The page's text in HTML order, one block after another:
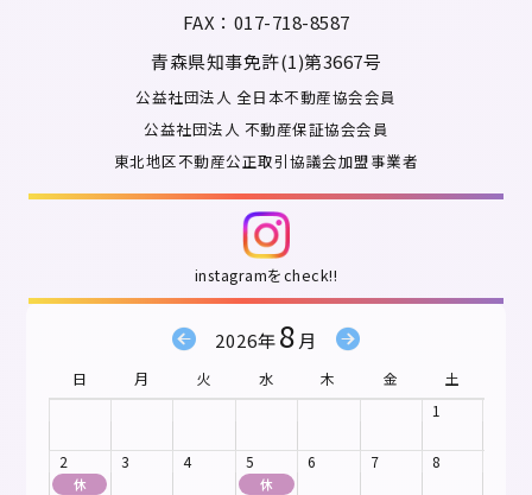
FAX：017-718-8587
青森県知事免許(1)第3667号
公益社団法人 全日本不動産協会会員
公益社団法人 不動産保証協会会員
東北地区不動産公正取引協議会加盟事業者
instagramをcheck!!
2026年8 月
日 月 火 水 木 金
土
1
2
休
3 4 5
休
6 7 8